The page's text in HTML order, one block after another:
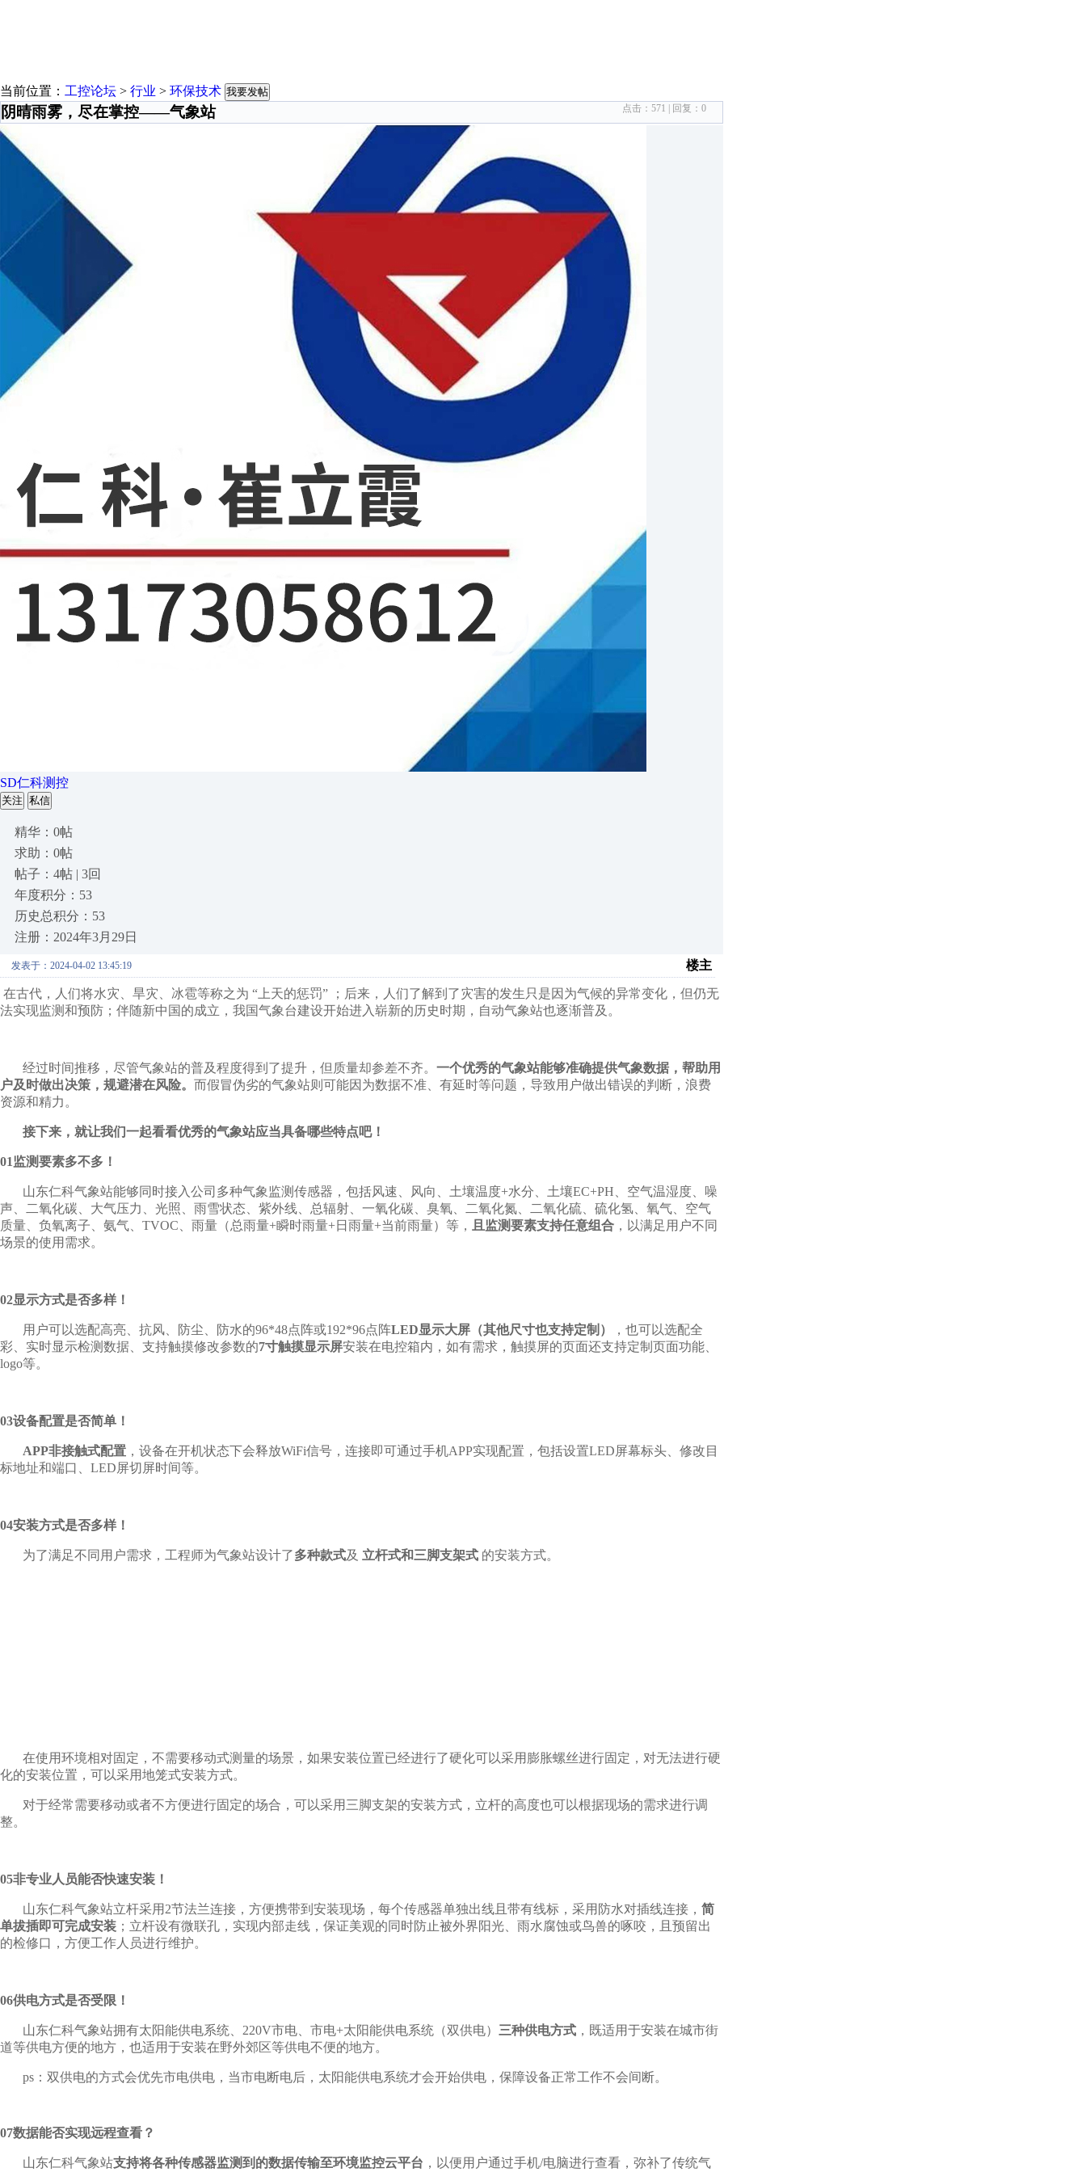
当前位置： 工控论坛 > 行业 > 环保技术 我要发帖
阴晴雨雾，尽在掌控——气象站 点击： 571 | 回复： 0
SD仁科测控
关注 私信
精华：0帖
求助：0帖
帖子：4帖 | 3回
年度积分：53
历史总积分：53
注册：2024年3月29日
发表于：2024-04-02 13:45:19 楼主
在古代，人们将水灾、旱灾、冰雹等称之为 “上天的惩罚” ；后来，人们了解到了灾害的发生只是因为气候的异常变化，但仍无
法实现监测和预防；伴随新中国的成立，我国气象台建设开始进入崭新的历史时期，自动气象站也逐渐普及。
经过时间推移，尽管气象站的普及程度得到了提升，但质量却参差不齐。 一个优秀的气象站能够准确提供气象数据，帮助用
户及时做出决策，规避潜在风险。 而假冒伪劣的气象站则可能因为数据不准、有延时等问题，导致用户做出错误的判断，浪费
资源和精力。
接下来，就让我们一起看看优秀的气象站应当具备哪些特点吧！
01监测要素多不多！
山东仁科气象站能够同时接入公司多种气象监测传感器，包括风速、风向、土壤温度+水分、土壤EC+PH、空气温湿度、噪
声、二氧化碳、大气压力、光照、雨雪状态、紫外线、总辐射、一氧化碳、臭氧、二氧化氮、二氧化硫、硫化氢、氧气、空气
质量、负氧离子、氨气、TVOC、雨量（总雨量+瞬时雨量+日雨量+当前雨量）等，
且监测要素支持任意组合 ，以满足用户不同
场景的使用需求。
02显示方式是否多样！
用户可以选配高亮、抗风、防尘、防水的96*48点阵或192*96点阵LED显示大屏（其他尺寸也支持定制）
，也可以选配全
彩、实时显示检测数据、支持触摸修改参数的7寸触摸显示屏安装在电控箱内，如有需求，触摸屏的页面还支持定制页面功能、
logo等。
03设备配置是否简单！
APP非接触式配置 ，设备在开机状态下会释放WiFi信号，连接即可通过手机APP实现配置，包括设置LED屏幕标头、修改目
标地址和端口、LED屏切屏时间等。
04安装方式是否多样！
为了满足不同用户需求，工程师为气象站设计了多种款式及 立杆式和三脚支架式 的安装方式。
在使用环境相对固定，不需要移动式测量的场景，如果安装位置已经进行了硬化可以采用膨胀螺丝进行固定，对无法进行硬
化的安装位置，可以采用地笼式安装方式。
对于经常需要移动或者不方便进行固定的场合，可以采用三脚支架的安装方式，立杆的高度也可以根据现场的需求进行调
整。
05非专业人员能否快速安装！
山东仁科气象站立杆采用2节法兰连接，方便携带到安装现场，每个传感器单独出线且带有线标，采用防水对插线连接， 简
单拔插即可完成安装 ；立杆设有微联孔，实现内部走线，保证美观的同时防止被外界阳光、雨水腐蚀或鸟兽的啄咬，且预留出
的检修口，方便工作人员进行维护。
06供电方式是否受限！
山东仁科气象站拥有太阳能供电系统、220V市电、市电+太阳能供电系统（双供电） 三种供电方式 ，既适用于安装在城市街
道等供电方便的地方，也适用于安装在野外郊区等供电不便的地方。
ps：双供电的方式会优先市电供电，当市电断电后，太阳能供电系统才会开始供电，保障设备正常工作不会间断。
07数据能否实现远程查看？
山东仁科气象站支持将各种传感器监测到的数据传输至环境监控云平台 ，以便用户通过手机/电脑进行查看，弥补了传统气